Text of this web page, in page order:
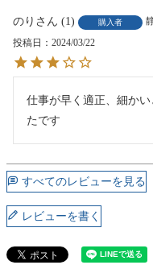
のり 1 購入者
投稿日
2024/03/22
仕事が早く適正、細か
たです
すべてのレビューを見る
レビューを書く